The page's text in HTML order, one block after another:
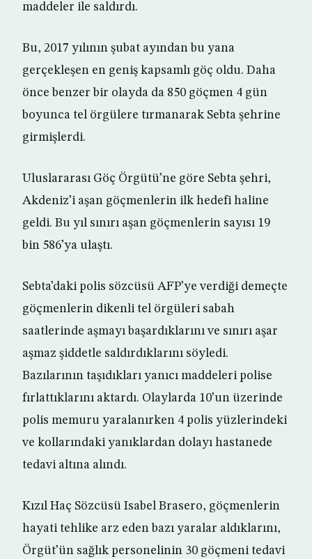
maddeler ile saldırdı.
Bu, 2017 yılının şubat ayından bu yana
gerçekleşen en geniş kapsamlı göç oldu. Daha
önce benzer bir olayda da 850 göçmen 4 gün
boyunca tel örgülere tırmanarak Sebta şehrine
girmişlerdi.
Uluslararası Göç Örgütü’ne göre Sebta şehri,
Akdeniz’i aşan göçmenlerin ilk hedefi haline
geldi. Bu yıl sınırı aşan göçmenlerin sayısı 19
bin 586’ya ulaştı.
Sebta’daki polis sözcüsü AFP’ye verdiği demeçte
göçmenlerin dikenli tel örgüleri sabah
saatlerinde aşmayı başardıklarını ve sınırı aşar
aşmaz şiddetle saldırdıklarını söyledi.
Bazılarının taşıdıkları yanıcı maddeleri polise
fırlattıklarını aktardı. Olaylarda 10’un üzerinde
polis memuru yaralanırken 4 polis yüzlerindeki
ve kollarındaki yanıklardan dolayı hastanede
tedavi altına alındı.
Kızıl Haç Sözcüsü Isabel Brasero, göçmenlerin
hayati tehlike arz eden bazı yaralar aldıklarını,
Örgüt’ün sağlık personelinin 30 göçmeni tedavi